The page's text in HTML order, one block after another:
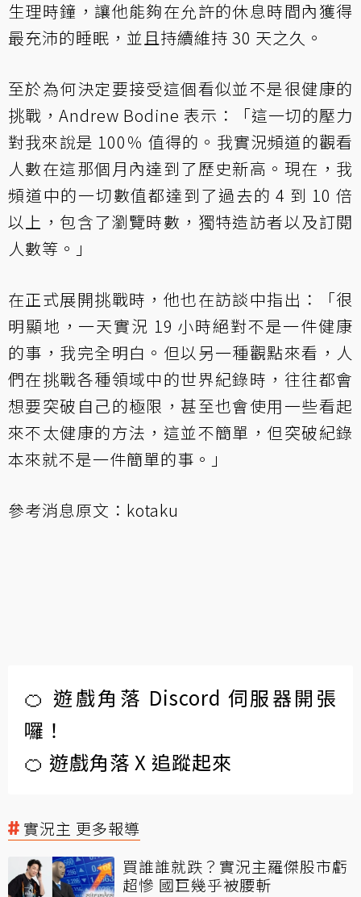
生理時鐘，讓他能夠在允許的休息時間內獲得
最充沛的睡眠，並且持續維持 30 天之久。
至於為何決定要接受這個看似並不是很健康的
挑戰，Andrew Bodine 表示：「這一切的壓力
對我來說是 100％ 值得的。我實況頻道的觀看
人數在這那個月內達到了歷史新高。現在，我
頻道中的一切數值都達到了過去的 4 到 10 倍
以上，包含了瀏覽時數，獨特造訪者以及訂閱
人數等。」
在正式展開挑戰時，他也在訪談中指出：「很
明顯地，一天實況 19 小時絕對不是一件健康
的事，我完全明白。但以另一種觀點來看，人
們在挑戰各種領域中的世界紀錄時，往往都會
想要突破自己的極限，甚至也會使用一些看起
來不太健康的方法，這並不簡單，但突破紀錄
本來就不是一件簡單的事。」
參考消息原文： kotaku
🍊 遊戲角落 Discord 伺服器開張
囉！
🍊 遊戲角落 X 追蹤起來
實況主 更多報導
買誰誰就跌？實況主羅傑股市虧
超慘 國巨幾乎被腰斬